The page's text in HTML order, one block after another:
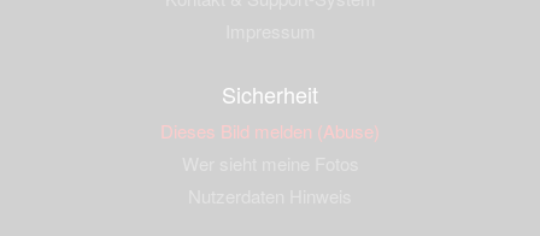
Sicherheit
Dieses Bild melden (Abuse)